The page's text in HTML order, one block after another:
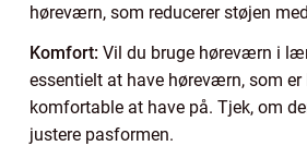
høreværn, som reducerer støjen
Komfort: Vil du bruge høreværn i
essentielt at have høreværn, som er
komfortable at have på. Tjek, om
justere pasformen.